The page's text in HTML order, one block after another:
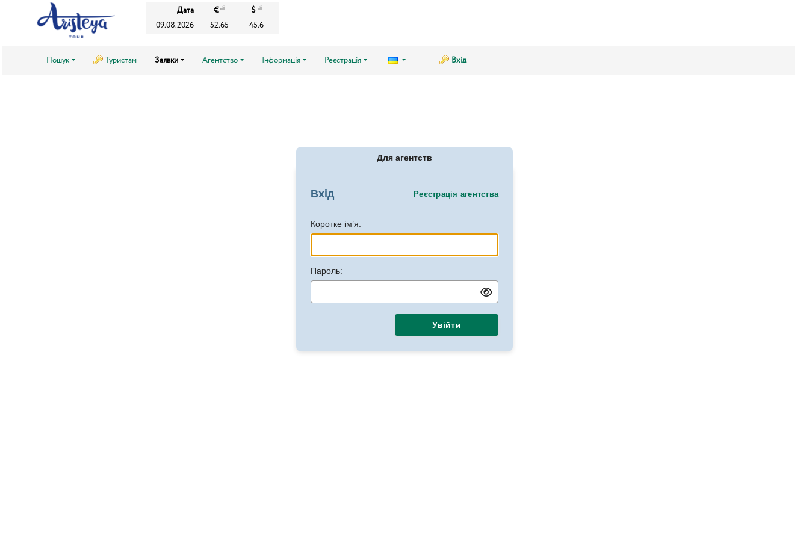
Дата €
$
09.08.2026
52.65 45.6
Пошук Туристам Заявки Агентство Інформація Реєстрація Вхід
Для агентств
Вхід Реєстрація агентства
Коротке ім’я:
Пароль:
Увійти